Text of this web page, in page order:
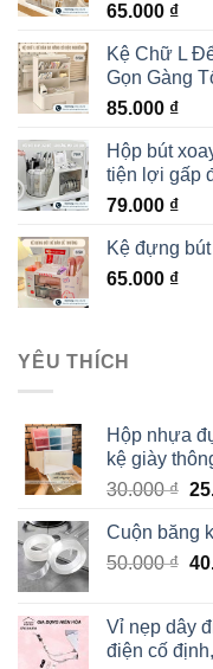
65.000 ₫
Kệ Chữ L
Gọn Gàng
85.000 ₫
Hộp bút
tiện lợi gấp
79.000 ₫
Kệ đựng
65.000 ₫
YÊU THÍCH
Hộp nhựa
kệ giày
30.000₫
Cuộn băng
50.000₫
Vỉ nẹp dây
điện cố